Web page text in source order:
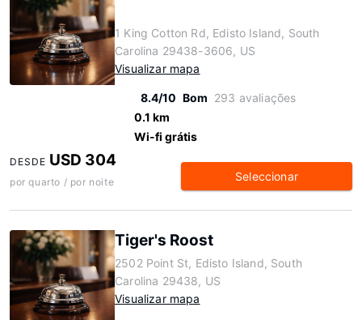
1 King Cotton Rd, Edisto Island, South
Carolina 29438-3606, US
Visualizar mapa
8.4/10 Bom 293 avaliações
0.1 km
Wi-fi grátis
DESDE USD 304
por quarto / por noite Seleccionar
Tiger's Roost
2502 Point St, Edisto Island, South
Carolina 29438, US
Visualizar mapa